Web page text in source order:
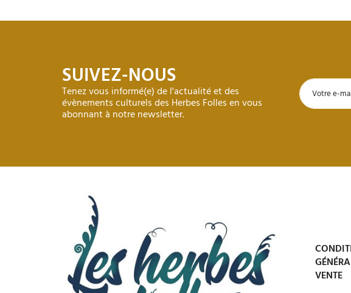
SUIVEZ-NOUS
Tenez vous informé(e) de l'actualité et des
évènements culturels des Herbes Folles en vous
abonnant à notre newsletter.
VENTE